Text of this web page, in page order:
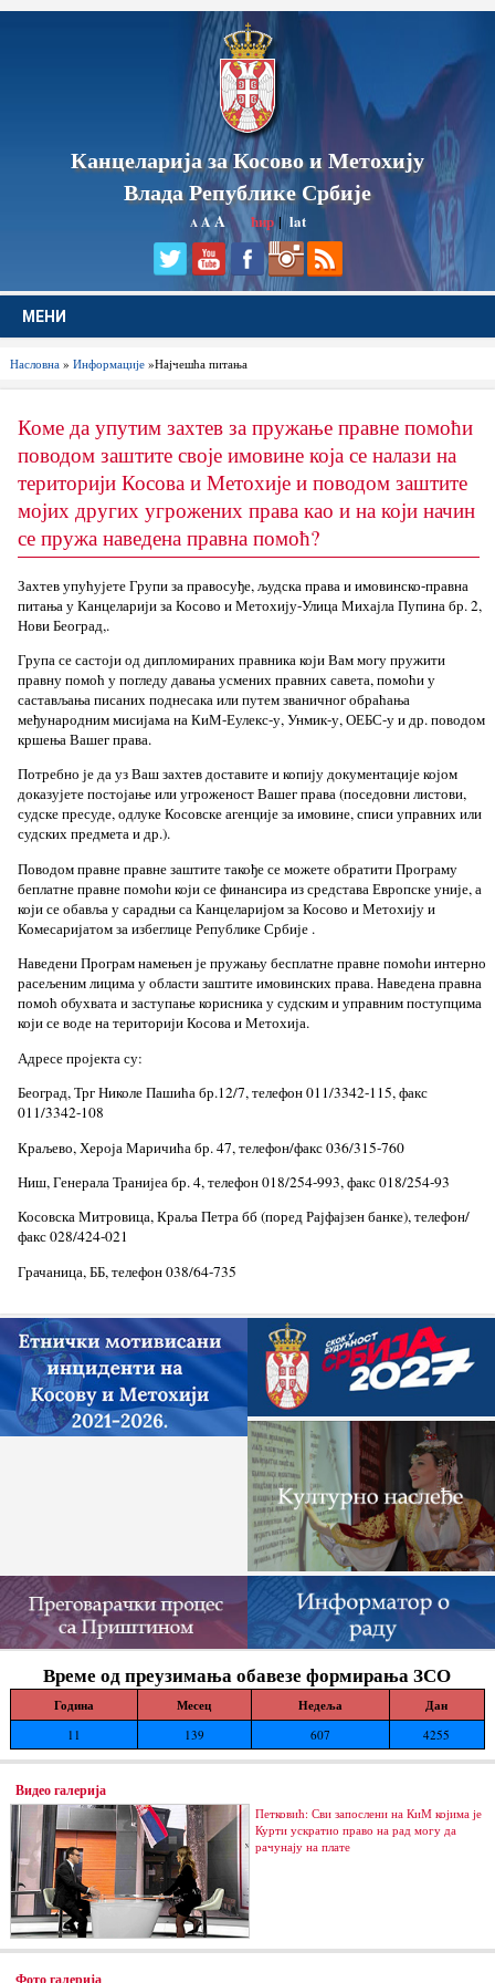
Канцеларија за Косово и Метохију
Влада Републике Србије
A AA ћир|lat
МЕНИ
Насловна» Информације»Најчешћа питања
Коме да упутим захтев за пружање правне помоћи
поводом заштите своје имовине која се налази на
територији Косова и Метохије и поводом заштите
мојих других угрожених права као и на који начин
се пружа наведена правна помоћ?
Захтев упућујете Групи за правосуђе, људска права и имовинско-правна
питања у Канцеларији за Косово и Метохију-Улица Михајла Пупина бр. 2,
Нови Београд,.
Група се састоји од дипломираних правника који Вам могу пружити
правну помоћ у погледу давања усмених правних савета, помоћи у
састављања писаних поднесака или путем званичног обраћања
међународним мисијама на КиМ-Еулекс-у, Унмик-у, ОЕБС-у и др. поводом
кршења Вашег права.
Потребно је да уз Ваш захтев доставите и копију документације којом
доказујете постојање или угроженост Вашег права (поседовни листови,
судске пресуде, одлуке Косовске агенције за имовине, списи управних или
судских предмета и др.).
Поводом правне правне заштите такође се можете обратити Програму
беплатне правне помоћи који се финансира из средстава Европске уније, а
који се обавља у сарадњи са Канцеларијом за Косово и Метохију и
Комесаријатом за избеглице Републике Србије .
Наведени Програм намењен је пружању бесплатне правне помоћи интерно
расељеним лицима у области заштите имовинских права. Наведена правна
помоћ обухвата и заступање корисника у судским и управним поступцима
који се воде на територији Косова и Метохија.
Адресе пројекта су:
Београд, Трг Николе Пашића бр.12/7, телефон 011/3342-115, факс
011/3342-108
Краљево, Хероја Маричића бр. 47, телефон/факс 036/315-760
Ниш, Генерала Транијеа бр. 4, телефон 018/254-993, факс 018/254-93
Косовска Митровица, Краља Петра бб (поред Рајфајзен банке), телефон/
факс 028/424-021
Грачаница, ББ, телефон 038/64-735
Време од преузимања обавезе формирања ЗСО
Година Месец Недеља Дан
11 139 607 4255
Видео галерија
Петковић: Сви запослени на КиМ којима је
Курти ускратио право на рад могу да
рачунају на плате
Фото галерија